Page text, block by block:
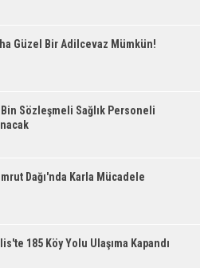
Güzel Bir Adilcevaz Mümkün!
Bin Sözleşmeli Sağlık Personeli
Dağı'nda Karla Mücadele
185 Köy Yolu Ulaşıma Kapandı